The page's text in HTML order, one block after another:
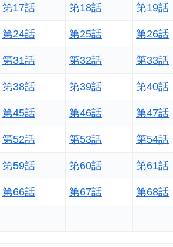
第17話 第18話 第19話
第24話 第25話 第26話
第31話 第32話 第33話
第38話 第39話 第40話
第45話 第46話 第47話
第52話 第53話 第54話
第59話 第60話 第61話
第66話 第67話 第68話